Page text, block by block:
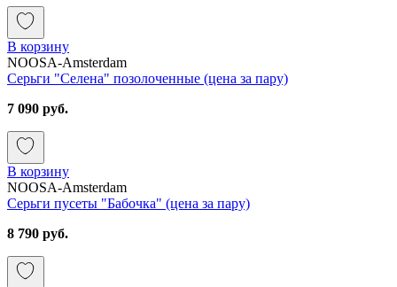
В корзину
NOOSA-Amsterdam
Серьги "Селена" позолоченные (цена за пару)
7 090 руб.
В корзину
NOOSA-Amsterdam
Серьги пусеты "Бабочка" (цена за пару)
8 790 руб.